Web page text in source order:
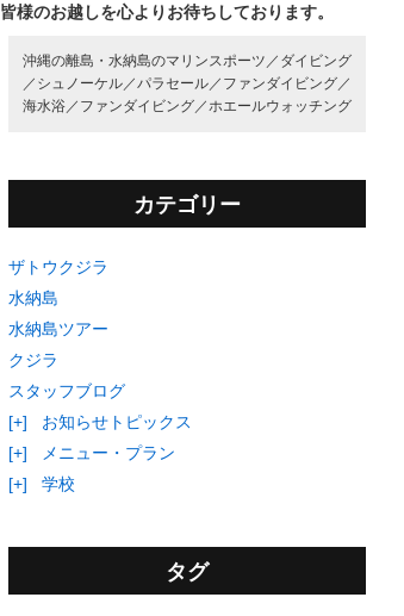
皆様のお越しを心よりお待ちしております。
沖縄の離島・水納島のマリンスポーツ／ ダイビング
／ シュノーケル／ パラセール／ ファンダイビング／
海水浴／ ファンダイビング／ ホエールウォッチング
カテゴリー
ザトウクジラ
水納島
水納島ツアー
クジラ
スタッフブログ
[+]
お知らせトピックス
[+]
メニュー・プラン
[+]
学校
タグ